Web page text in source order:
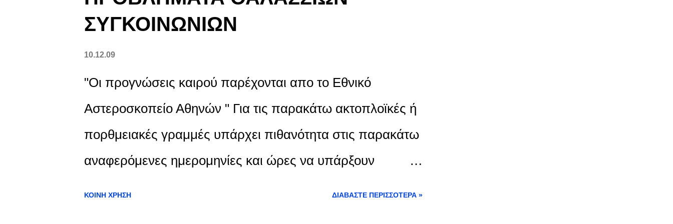
ΣΥΓΚΟΙΝΩΝΙΩΝ
10.12.09
"Οι προγνώσεις καιρού παρέχονται απο το Εθνικό
Αστεροσκοπείο Αθηνών " Για τις παρακάτω ακτοπλοϊκές ή
πορθμειακές γραμμές υπάρχει πιθανότητα στις παρακάτω
αναφερόμενες ημερομηνίες και ώρες να υπάρξουν
ΚΟΙΝΉ ΧΡΉΣΗ ΔΙΑΒΆΣΤΕ ΠΕΡΙΣΣΌΤΕΡΑ »